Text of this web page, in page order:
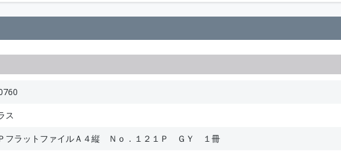
ス
フラットファイルＡ４縦 Ｎｏ．１２１Ｐ ＧＹ １冊